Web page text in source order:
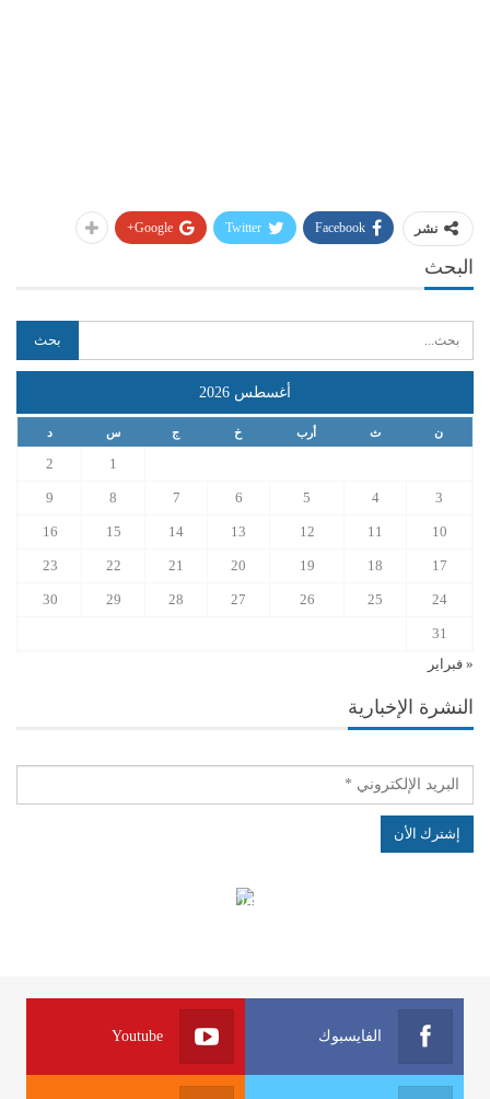
نشر Facebook
Twitter
Google+
البحث
أغسطس 2026
ن ث أرب خ ج س د
1
2
3
4
5
6
7
8
9
10
11
12
13
14
15
16
17
18
19
20
21
22
23
24
25
26
27
28
29
30
31
« فبراير
النشرة الإخبارية
الهياكل الخاضعة لقانون النفاذ إلى المعلومة
الفايسبوك Youtube